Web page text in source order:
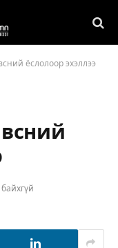
ёслолоор эхэллээ
байхгүй